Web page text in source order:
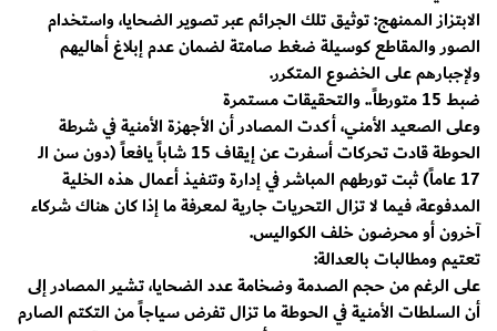
​الابتزاز الممنهج: توثيق تلك الجرائم عبر تصوير الضحايا، واستخدام
الصور والمقاطع كوسيلة ضغط صامتة لضمان عدم إبلاغ أهاليهم
ولإجبارهم على الخضوع المتكرر.
​ضبط 15 متورطاً.. والتحقيقات مستمرة
​وعلى الصعيد الأمني، أكدت المصادر أن الأجهزة الأمنية في شرطة
الحوطة قادت تحركات أسفرت عن إيقاف 15 شاباً يافعاً (دون سن الـ
17 عاماً) ثبت تورطهم المباشر في إدارة وتنفيذ أعمال هذه الخلية
المدفوعة، فيما لا تزال التحريات جارية لمعرفة ما إذا كان هناك شركاء
آخرون أو محرضون خلف الكواليس.
​تعتيم ومطالبات بالعدالة:
على الرغم من حجم الصدمة وضخامة عدد الضحايا، تشير المصادر إلى
أن السلطات الأمنية في الحوطة ما تزال تفرض سياجاً من التكتم الصارم